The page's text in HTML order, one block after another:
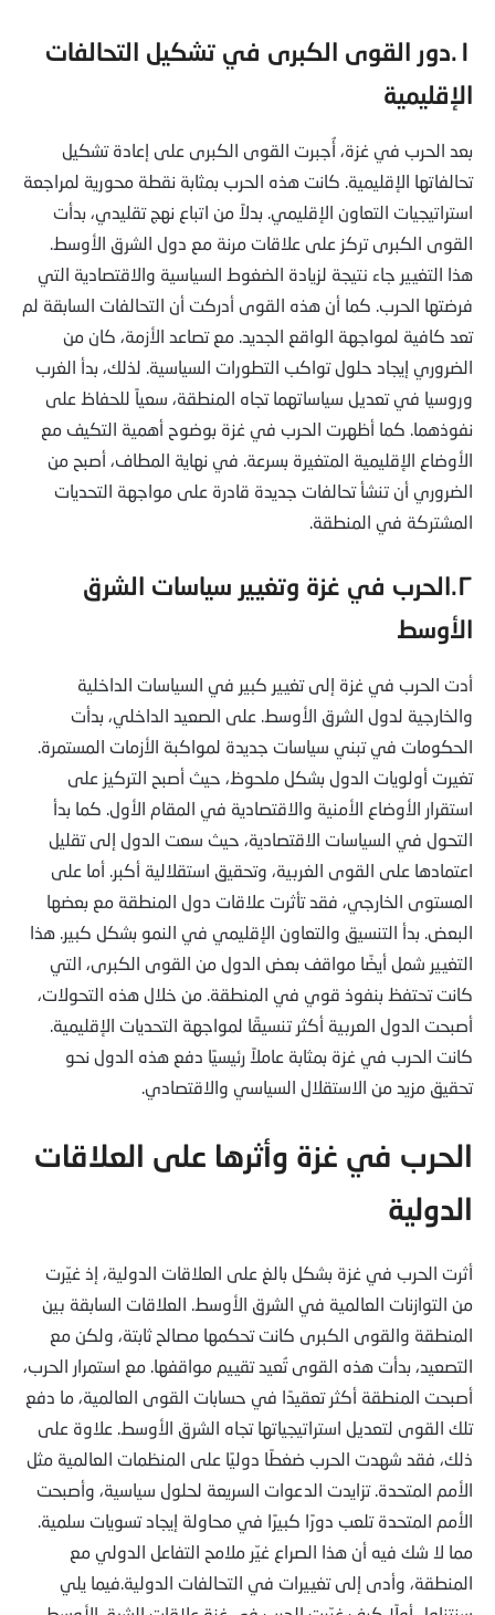
١.دور القوى الكبرى في تشكيل التحالفات
الإقليمية
بعد الحرب في غزة، أُجبرت القوى الكبرى على إعادة تشكيل
تحالفاتها الإقليمية. كانت هذه الحرب بمثابة نقطة محورية لمراجعة
استراتيجيات التعاون الإقليمي. بدلاً من اتباع نهج تقليدي، بدأت
القوى الكبرى تركز على علاقات مرنة مع دول الشرق الأوسط.
هذا التغيير جاء نتيجة لزيادة الضغوط السياسية والاقتصادية التي
فرضتها الحرب. كما أن هذه القوى أدركت أن التحالفات السابقة لم
تعد كافية لمواجهة الواقع الجديد. مع تصاعد الأزمة، كان من
الضروري إيجاد حلول تواكب التطورات السياسية. لذلك، بدأ الغرب
وروسيا في تعديل سياساتهما تجاه المنطقة، سعياً للحفاظ على
نفوذهما. كما أظهرت الحرب في غزة بوضوح أهمية التكيف مع
الأوضاع الإقليمية المتغيرة بسرعة. في نهاية المطاف، أصبح من
الضروري أن تنشأ تحالفات جديدة قادرة على مواجهة التحديات
المشتركة في المنطقة.
٢.الحرب في غزة وتغيير سياسات الشرق
الأوسط
أدت الحرب في غزة إلى تغيير كبير في السياسات الداخلية
والخارجية لدول الشرق الأوسط. على الصعيد الداخلي، بدأت
الحكومات في تبني سياسات جديدة لمواكبة الأزمات المستمرة.
تغيرت أولويات الدول بشكل ملحوظ، حيث أصبح التركيز على
استقرار الأوضاع الأمنية والاقتصادية في المقام الأول. كما بدأ
التحول في السياسات الاقتصادية، حيث سعت الدول إلى تقليل
اعتمادها على القوى الغربية، وتحقيق استقلالية أكبر. أما على
المستوى الخارجي، فقد تأثرت علاقات دول المنطقة مع بعضها
البعض. بدأ التنسيق والتعاون الإقليمي في النمو بشكل كبير. هذا
التغيير شمل أيضًا مواقف بعض الدول من القوى الكبرى، التي
كانت تحتفظ بنفوذ قوي في المنطقة. من خلال هذه التحولات،
أصبحت الدول العربية أكثر تنسيقًا لمواجهة التحديات الإقليمية.
كانت الحرب في غزة بمثابة عاملاً رئيسيًا دفع هذه الدول نحو
تحقيق مزيد من الاستقلال السياسي والاقتصادي.
الحرب في غزة وأثرها على العلاقات
الدولية
أثرت الحرب في غزة بشكل بالغ على العلاقات الدولية، إذ غيّرت
من التوازنات العالمية في الشرق الأوسط. العلاقات السابقة بين
المنطقة والقوى الكبرى كانت تحكمها مصالح ثابتة، ولكن مع
التصعيد، بدأت هذه القوى تُعيد تقييم مواقفها. مع استمرار الحرب،
أصبحت المنطقة أكثر تعقيدًا في حسابات القوى العالمية، ما دفع
تلك القوى لتعديل استراتيجياتها تجاه الشرق الأوسط. علاوة على
ذلك، فقد شهدت الحرب ضغطًا دوليًا على المنظمات العالمية مثل
الأمم المتحدة. تزايدت الدعوات السريعة لحلول سياسية، وأصبحت
الأمم المتحدة تلعب دورًا كبيرًا في محاولة إيجاد تسويات سلمية.
مما لا شك فيه أن هذا الصراع غيّر ملامح التفاعل الدولي مع
المنطقة، وأدى إلى تغييرات في التحالفات الدولية.فيما يلي